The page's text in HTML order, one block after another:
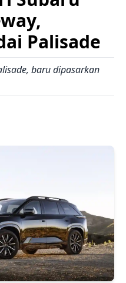
Palisade
baru dipasarkan